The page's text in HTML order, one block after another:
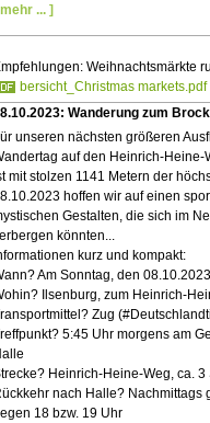
... ]
Weihnachtsmärkte
bersicht_Christmas markets.pdf
Wanderung zum
unseren nächsten größeren
auf den Heinrich-
mit stolzen 1141 Metern der
hoffen wir auf einen
Gestalten, die sich im
könnten...
kurz und kompakt:
Am Sonntag, den 08.10.2023
Ilsenburg, zum Heinrich-
Zug
5:45 Uhr morgens am
Heinrich-Heine-Weg, ca. 3
nach Halle? Nachmittags
18 bzw. 19 Uhr